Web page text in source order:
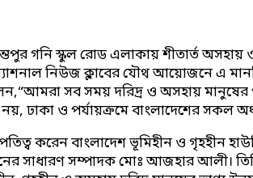
গনি স্কুল রোড এলাকায় শীতার্ত অসহায়
নিউজ ক্লাবের যৌথ আয়োজনে এ
সব সময় দরিদ্র ও অসহায় মানুষের
ঢাকা ও পর্যায়ক্রমে বাংলাদেশের সকল
করেন বাংলাদেশ ভূমিহীন ও গৃহহীন
সাধারণ সম্পাদক মোঃ আজহার আলী।